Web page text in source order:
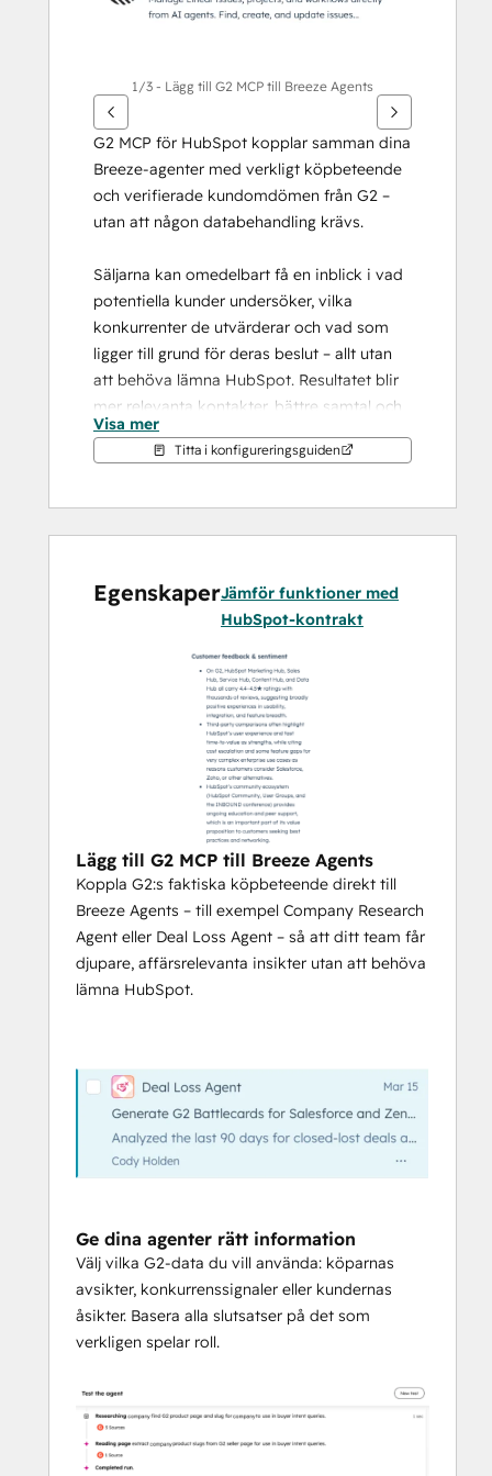
1/3 - Lägg till G2 MCP till Breeze Agents
G2 MCP för HubSpot kopplar samman dina
Breeze-agenter med verkligt köpbeteende
och verifierade kundomdömen från G2 –
utan att någon databehandling krävs.
Säljarna kan omedelbart få en inblick i vad
potentiella kunder undersöker, vilka
konkurrenter de utvärderar och vad som
ligger till grund för deras beslut – allt utan
att behöva lämna HubSpot. Resultatet blir
mer relevanta kontakter, bättre samtal och
en snabbare väg till intäkter.
Att aldrig gå in i ett samtal utan
förkunskaper. Kombinera
från G2 med HubSpot CRM-data så
att säljarna vet var köparna befinner
utvärderar. Prova Company Research
Agent med G2 MCP anslutet för att
berika HubSpot med köparnas
avsikter och konkurrenternas
aktiviteter i realtid.
Återengagera kunder vid rätt
tidpunkt. Identifiera när kunder
återvänder till marknaden med hjälp
av verkligt köpbeteende, så att
teamen kan prioritera kontakter med
självförtroende. Prova Deal Loss
Agent eller skapa en anpassad
återengagemangsagent med G2 MCP
konkurrenssituationen. Sammanför
CRM-historik, G2-signaler om
köpintentioner och kundernas åsikter
för att förstå konkurrensdynamiken
och finslipa
avslutade men förlorade affärer med
konkurrenternas forskningsaktivitet
på G2.
Förse varje säljare med köparsignaler i
research och mer tid på att avsluta affärer.
Visa mer
Titta i konfigureringsguiden
EgenskaperJämför funktioner med
HubSpot-kontrakt
Lägg till G2 MCP till Breeze Agents
Koppla G2:s faktiska köpbeteende direkt till
Breeze Agents – till exempel Company Research
Agent eller Deal Loss Agent – så att ditt team får
djupare, affärsrelevanta insikter utan att behöva
lämna HubSpot.
Ge dina agenter rätt information
Välj vilka G2-data du vill använda: köparnas
avsikter, konkurrenssignaler eller kundernas
åsikter. Basera alla slutsatser på det som
verkligen spelar roll.